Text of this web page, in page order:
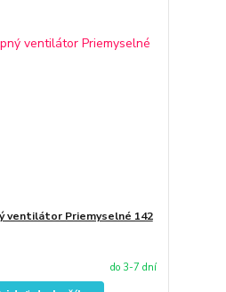
Priemyselné 142
do 3-7 dní